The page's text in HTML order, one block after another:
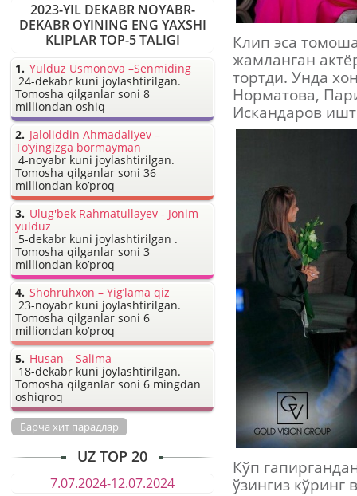
Клип эса
жамланган
тортди. Унда
Норматова,
Искандаров
Кўп
ўзингиз кўринг
2023-YIL DEKABR NOYABR-
DEKABR OYINING ENG YAXSHI
KLIPLAR TOP-5 TALIGI
Yulduz Usmonova –Senmiding
24-dekabr kuni joylashtirilgan.
Tomosha qilganlar soni 8
milliondan oshiq
Jaloliddin Ahmadaliyev –
To’yingizga bormayman
4-noyabr kuni joylashtirilgan.
Tomosha qilganlar soni 36
milliondan ko’proq
Ulug'bek Rahmatullayev - Jonim
yulduz
5-dekabr kuni joylashtirilgan .
Tomosha qilganlar soni 3
milliondan ko’proq
Shohruhxon – Yig’lama qiz
23-noyabr kuni joylashtirilgan.
Tomosha qilganlar soni 6
milliondan ko’proq
Husan – Salima
18-dekabr kuni joylashtirilgan.
Tomosha qilganlar soni 6 mingdan
oshiqroq
Барча хит парадлар
UZ TOP 20
7.07.2024-12.07.2024